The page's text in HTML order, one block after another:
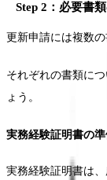
Step 2：必要書
更新申請には複数の
それぞれの書類に
ょう。
実務経験証明書の準
実務経験証明書は